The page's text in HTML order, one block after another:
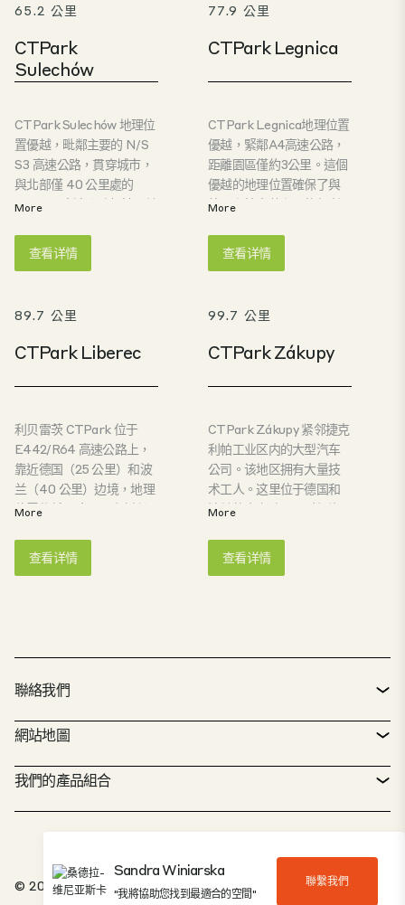
Sandra Winiarska
"我將協助您找到最適合的空間"
聯繫我們
65.2 公里
CTPark
Sulechów
CTPark Sulechów 地理位
置優越，毗鄰主要的 N/S
S3 高速公路，貫穿城市，
與北部僅 40 公里處的
E/W A2 高速公路相連。該
關鍵地區，非常適合進行
倉庫和輕型生產活動，為
要的南北 E65 高速公路，
為大型運輸工具和從幾公
里外的 Sulechow 中心抵
達的當地通勤者提供了便
交通與城市相連。
More
查看详情
77.9 公里
CTPark Legnica
CTPark Legnica地理位置
優越，緊鄰A4高速公路，
距離園區僅約3公里。這個
優越的地理位置確保了與
德國和捷克共和國的便利
和西歐市場的企業的理想
選擇。園區坐落於波蘭西
兩座城市擁有實力雄厚、
受過良好教育的勞動力市
場，為企業提供了得天獨
厚的優勢。該地區擁有完
競爭力的營運成本，為物
流、倉儲和輕工業製造提
供了理想的環境。.
More
查看详情
89.7 公里
CTPark Liberec
利贝雷茨 CTPark 位于
E442/R64 高速公路上，
靠近德国（25 公里）和波
兰（40 公里）边境，地理
位置优越。这是一个新兴
具有悠久的工业传统。这
里人口密度高，失业率高
More
查看详情
99.7 公里
CTPark Zákupy
CTPark Zákupy 紧邻捷克
利帕工业区内的大型汽车
公司。该地区拥有大量技
术工人。这里位于德国和
波兰的十字路口，对投资
的新兴区域。
More
查看详情
聯絡我們
聯絡方式
服務台
檢舉專區
網站地圖
房地產搜尋
永續發展
關於我們
我們的產品組合
20 佳公園
© 2026，CTP Invest, spol. s ro.